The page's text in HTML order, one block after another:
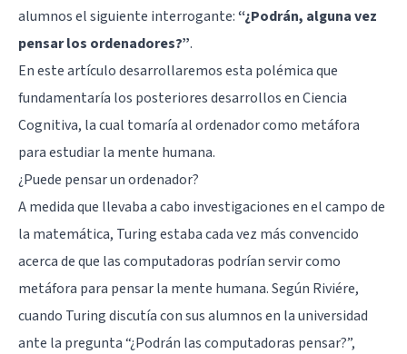
alumnos el siguiente interrogante: “¿Podrán, alguna vez
pensar los ordenadores?”.
En este artículo desarrollaremos esta polémica que
fundamentaría los posteriores desarrollos en Ciencia
Cognitiva, la cual tomaría al ordenador como metáfora
para estudiar la mente humana.
¿Puede pensar un ordenador?
A medida que llevaba a cabo investigaciones en el campo de
la matemática, Turing estaba cada vez más convencido
acerca de que las computadoras podrían servir como
metáfora para pensar la mente humana. Según Riviére,
cuando Turing discutía con sus alumnos en la universidad
ante la pregunta “¿Podrán las computadoras pensar?”,